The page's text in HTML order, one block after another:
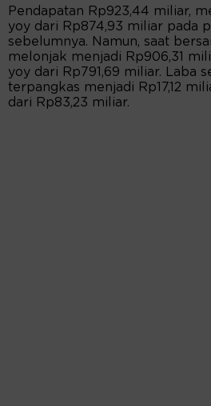
Pendapatan Rp923,44 miliar,
yoy dari Rp874,93 miliar pada
sebelumnya. Namun, saat
melonjak menjadi Rp906,31
yoy dari Rp791,69 miliar. Laba
terpangkas menjadi Rp17,12
dari Rp83,23 miliar.